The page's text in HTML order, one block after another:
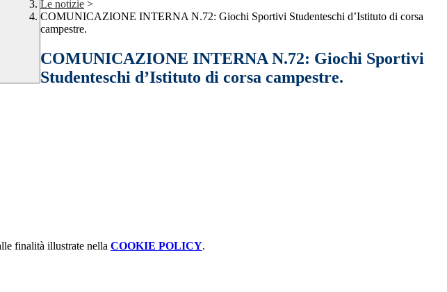
Le notizie >
COMUNICAZIONE INTERNA N.72: Giochi Sportivi Studenteschi d’Istituto di corsa
campestre.
COMUNICAZIONE INTERNA N.72: Giochi Sportivi
Studenteschi d’Istituto di corsa campestre.
finalità illustrate nella COOKIE POLICY.